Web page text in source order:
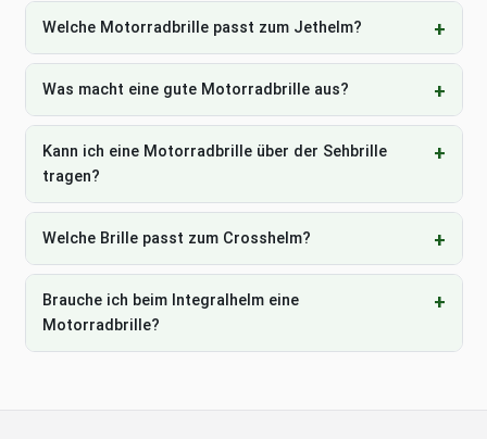
Welche Motorradbrille passt zum Jethelm?
Was macht eine gute Motorradbrille aus?
Kann ich eine Motorradbrille über der Sehbrille
tragen?
Welche Brille passt zum Crosshelm?
Brauche ich beim Integralhelm eine
Motorradbrille?